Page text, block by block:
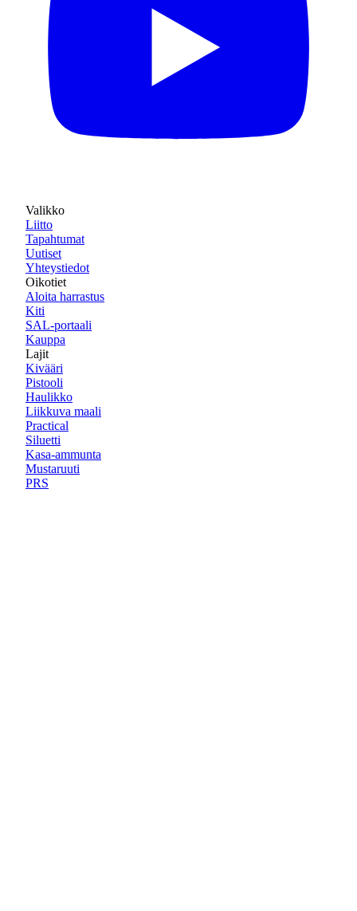
Valikko
Liitto
Tapahtumat
Uutiset
Yhteystiedot
Oikotiet
Aloita harrastus
Kiti
SAL-portaali
Kauppa
Lajit
Kivääri
Pistooli
Haulikko
Liikkuva maali
Practical
Siluetti
Kasa-ammunta
Mustaruuti
PRS